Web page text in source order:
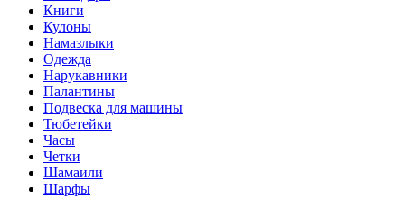
Книги
Кулоны
Намазлыки
Одежда
Нарукавники
Палантины
Подвеска для машины
Тюбетейки
Часы
Четки
Шамаили
Шарфы